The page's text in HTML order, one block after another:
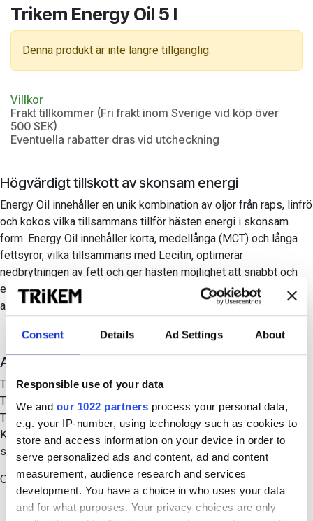
Consent Details Ad Settings About
Responsible use of your data
We and our 1022 partners process your personal data,
e.g. your IP-number, using technology such as cookies to
store and access information on your device in order to
serve personalized ads and content, ad and content
measurement, audience research and services
development. You have a choice in who uses your data
and for what purposes. Your privacy choices are only
Trikem Energy Oil 5 l
Denna produkt är inte längre tillgänglig.
Villkor
Frakt tillkommer (Fri frakt inom Sverige vid köp över
500 SEK)
Eventuella rabatter dras vid utcheckning
Högvärdigt tillskott av skonsam energi
Energy Oil innehåller en unik kombination av oljor från raps, linfrö
och kokos vilka tillsammans tillför hästen energi i skonsam
form. Energy Oil innehåller korta, medellånga (MCT) och långa
fettsyror, vilka tillsammans med Lecitin, optimerar
nedbrytningen av fett och ger hästen möjlighet att snabbt och
effektivt tillgodogöra sig stora mängder energi. MCT-oljor
absorberas enkelt och bidrar till musklernas återhämtning.
Användning
Till hästar med foderstater som saknar rätt mängd energi.
Till hästar som lätt faller ur och tappar hull.
Till presterande hästar som behöver lättillgänglig energi.
Kan med fördel användas i foderstater där man vill byta ut
stärkelserikt kraftfoder mot högvärdig skonsam energi.
Omskakas före användning